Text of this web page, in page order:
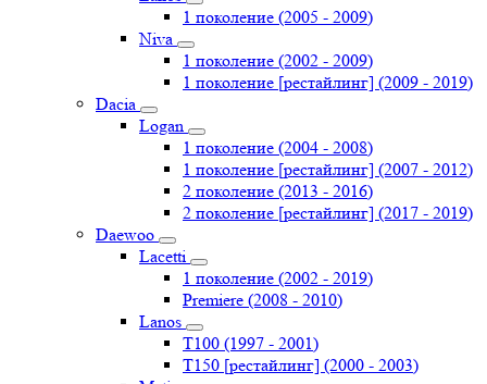
1 поколение (2005 - 2009)
Niva
1 поколение (2002 - 2009)
1 поколение [рестайлинг] (2009 - 2019)
Dacia
Logan
1 поколение (2004 - 2008)
1 поколение [рестайлинг] (2007 - 2012)
2 поколение (2013 - 2016)
2 поколение [рестайлинг] (2017 - 2019)
Daewoo
Lacetti
1 поколение (2002 - 2019)
Premiere (2008 - 2010)
Lanos
T100 (1997 - 2001)
T150 [рестайлинг] (2000 - 2003)